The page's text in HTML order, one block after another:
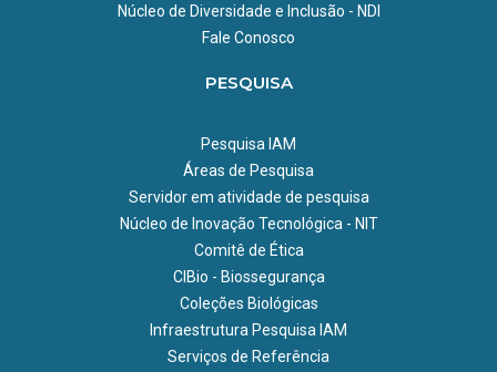
Núcleo de Diversidade e Inclusão - NDI
Fale Conosco
PESQUISA
Pesquisa IAM
Áreas de Pesquisa
Servidor em atividade de pesquisa
Núcleo de Inovação Tecnológica - NIT
Comitê de Ética
CIBio - Biossegurança
Coleções Biológicas
Infraestrutura Pesquisa IAM
Serviços de Referência